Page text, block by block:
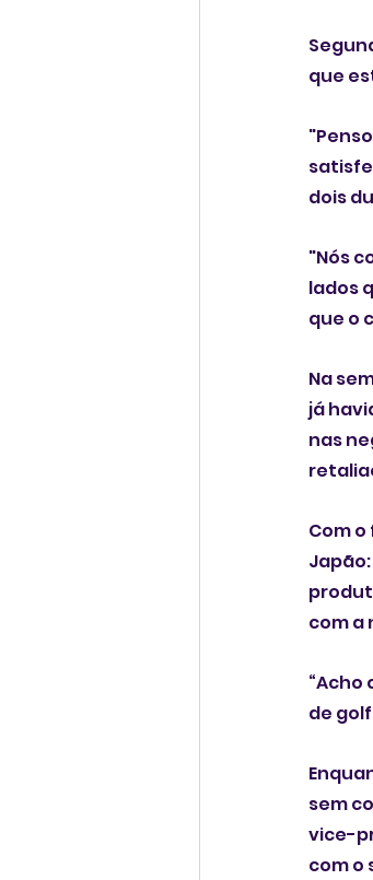
que
dois
"Nós
lados
que o
Na
já
nas
Com
com a
“Acho
de
sem
vice-
com o